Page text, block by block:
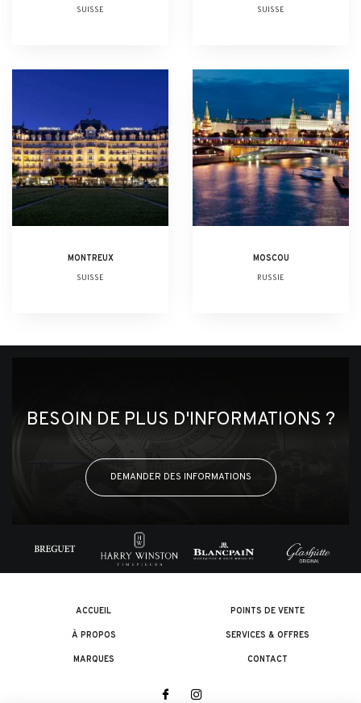
SUISSE SUISSE
MONTREUX
SUISSE
MOSCOU
RUSSIE
BESOIN DE PLUS D'INFORMATIONS ?
DEMANDER DES INFORMATIONS
ACCUEIL
À PROPOS
MARQUES
POINTS DE VENTE
SERVICES & OFFRES
CONTACT